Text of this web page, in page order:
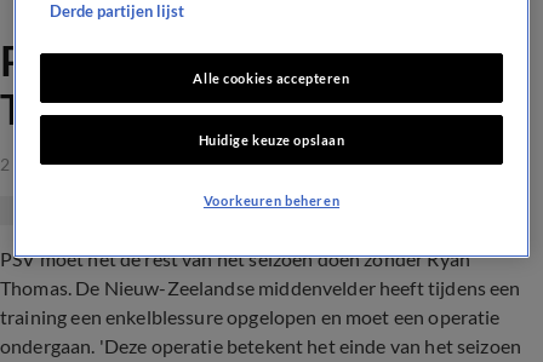
PSV rest van seizoen zonder
Thomas
2 apr 2021, 11:23
PSV moet het de rest van het seizoen doen zonder Ryan
Thomas. De Nieuw-Zeelandse middenvelder heeft tijdens een
training een enkelblessure opgelopen en moet een operatie
ondergaan. 'Deze operatie betekent het einde van het seizoen
Derde partijen lijst
Alle cookies accepteren
Huidige keuze opslaan
Voorkeuren beheren